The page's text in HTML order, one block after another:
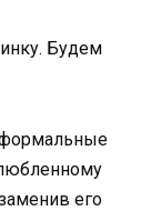
Будем
его